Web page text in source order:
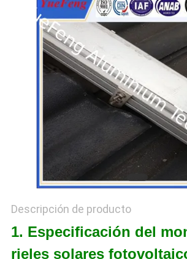
MAPA
SITIO
PRIVACY
POLICY
Descripción de producto
1. Especificación del
rieles solares